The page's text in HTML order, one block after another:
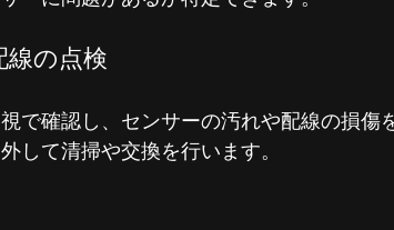
線の点検
で確認し、センサーの汚れや配線の損傷
して清掃や交換を行います。